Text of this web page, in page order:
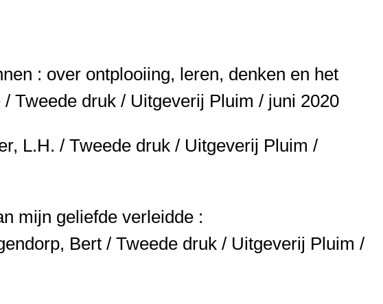
: over ontplooiing, leren, denken en het
Tweede druk / Uitgeverij Pluim / juni 2020
L.H. / Tweede druk / Uitgeverij Pluim /
mijn geliefde verleidde :
Bert / Tweede druk / Uitgeverij Pluim /